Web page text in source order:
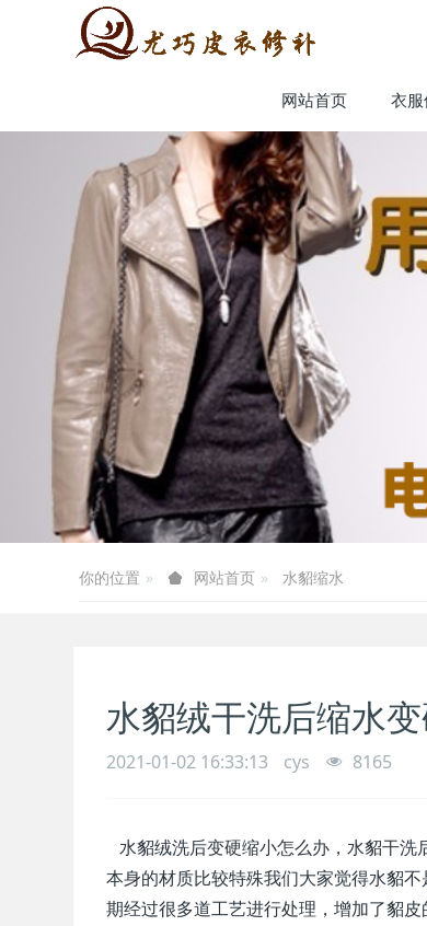
网站首页 衣
你的位置 网站首页 水貂缩水
水貂绒干洗后缩水
2021-01-02 16:33:13 cys 8165
水貂绒洗后变硬缩小怎么办，水貂干
本身的材质比较特殊我们大家觉得水貂
期经过很多道工艺进行处理，增加了貂